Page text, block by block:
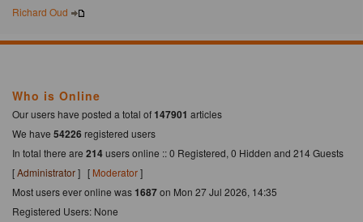
Richard Oud
Who is Online
Our users have posted a total of147901 articles
We have 54226 registered users
In total there are 214users online :: 0 Registered, 0 Hidden and 214 Guests
[Administrator] [ Moderator]
Most users ever online was1687on Mon 27 Jul 2026, 14:35
Registered Users: None